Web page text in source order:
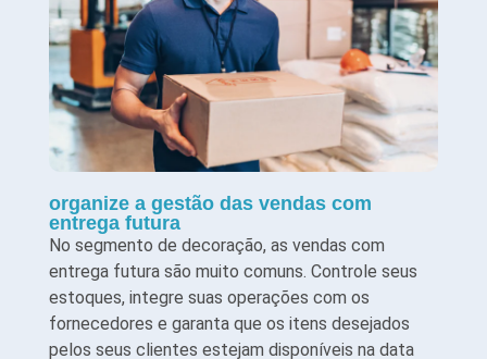
organize a gestão das vendas com
entrega futura
No segmento de decoração, as vendas com
entrega futura são muito comuns. Controle seus
estoques, integre suas operações com os
fornecedores e garanta que os itens desejados
pelos seus clientes estejam disponíveis na data